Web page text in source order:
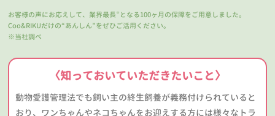
お客様の声にお応えして、業界最長 ※ となる100ヶ月の保障をご用意しました。
Coo&RIKUだけの“あんしん”をぜひご活用ください。
※当社調べ
〈知っておいていただきたいこと〉
動物愛護管理法でも飼い主の終生飼養が義務付けられていると
おり、ワンちゃんやネコちゃんをお迎えする方には様々なトラ